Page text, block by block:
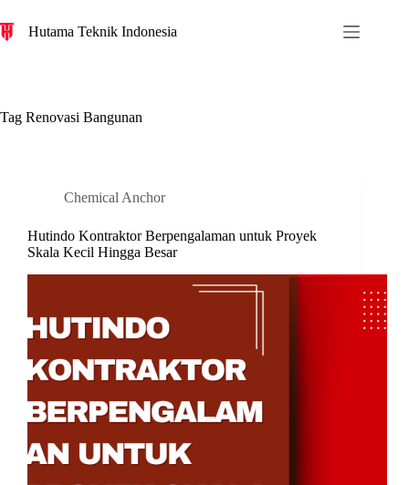
c
Hutama Teknik Indonesia
Tag Renovasi Bangunan
Chemical Anchor
Hutindo Kontraktor Berpengalaman untuk Proyek
Skala Kecil Hingga Besar